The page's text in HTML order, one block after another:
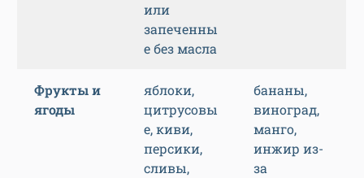
или
запеченны
е без масла
Фрукты и
ягоды
яблоки,
цитрусовы
е, киви,
персики,
сливы,
бананы,
виноград,
манго,
инжир из-
за